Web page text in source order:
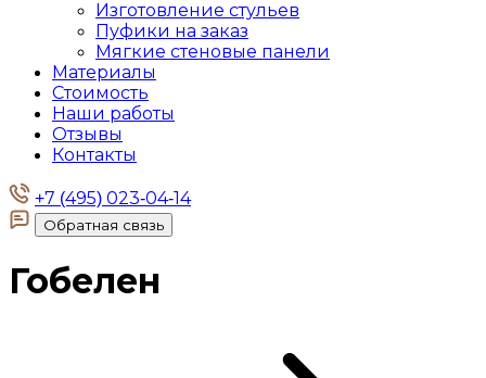
Изготовление стульев
Пуфики на заказ
Мягкие стеновые панели
Материалы
Стоимость
Наши работы
Отзывы
Контакты
+7 (495) 023-04-14
Обратная связь
Гобелен